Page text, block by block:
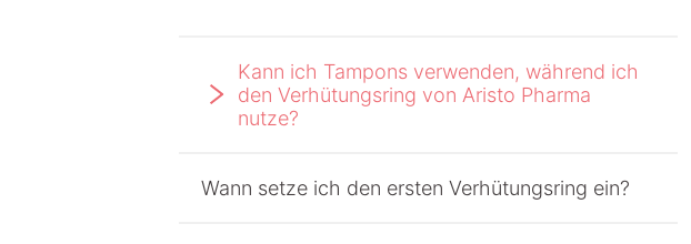
Kann ich Tampons verwenden, während ich
den Verhütungsring von Aristo Pharma
nutze?
Wann setze ich den ersten Verhütungsring ein?